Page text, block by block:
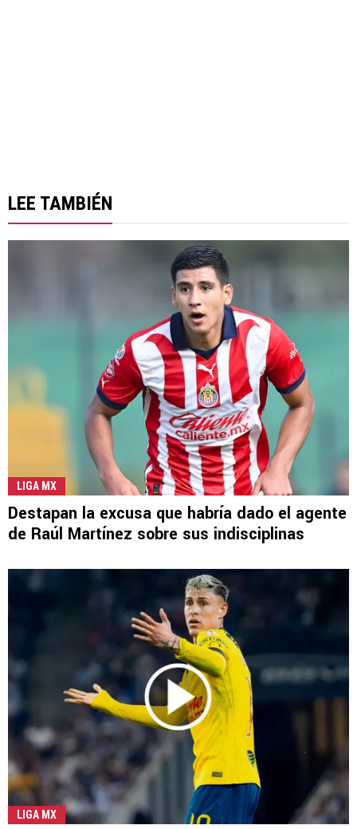
LEE TAMBIÉN
LIGA MX
Destapan la excusa que habría dado el agente
de Raúl Martínez sobre sus indisciplinas
LIGA MX